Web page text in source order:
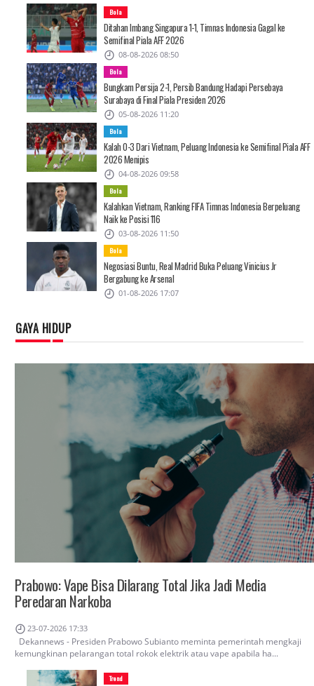
Bola
Ditahan Imbang Singapura 1-1, Timnas Indonesia Gagal ke
Semifinal Piala AFF 2026
08-08-2026 08:50
Bola
Bungkam Persija 2-1, Persib Bandung Hadapi Persebaya
Surabaya di Final Piala Presiden 2026
05-08-2026 11:20
Bola
Kalah 0-3 Dari Vietnam, Peluang Indonesia ke Semifinal Piala AFF
2026 Menipis
04-08-2026 09:58
Bola
Kalahkan Vietnam, Ranking FIFA Timnas Indonesia Berpeluang
Naik ke Posisi 116
03-08-2026 11:50
Bola
Negosiasi Buntu, Real Madrid Buka Peluang Vinicius Jr
Bergabung ke Arsenal
01-08-2026 17:07
GAYA HIDUP
Prabowo: Vape Bisa Dilarang Total Jika Jadi Media
Peredaran Narkoba
23-07-2026 17:33
Dekannews - Presiden Prabowo Subianto meminta pemerintah mengkaji
kemungkinan pelarangan total rokok elektrik atau vape apabila ha...
Trend